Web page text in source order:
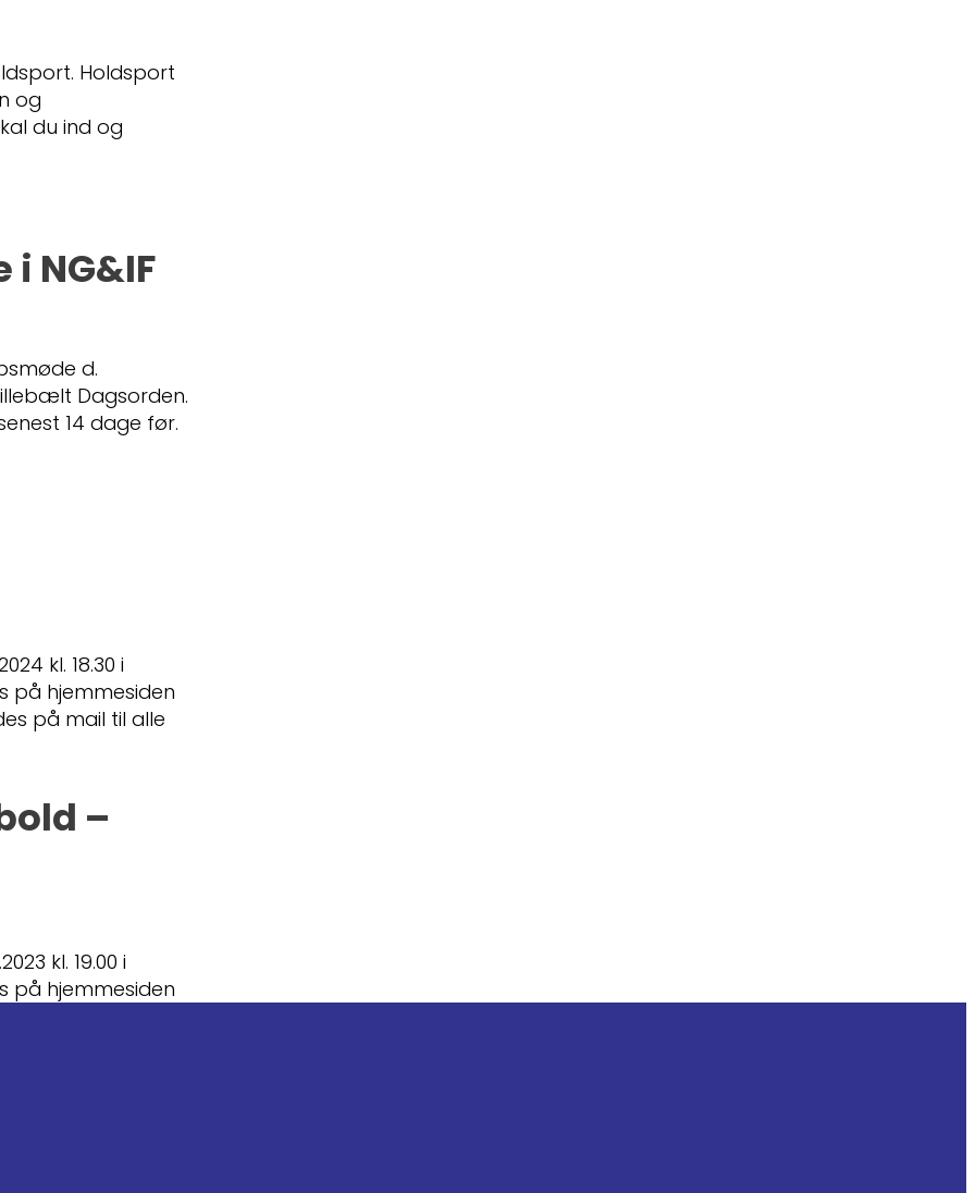
Holdsport
og
du ind og
NG&IF
d.
Dagsorden.
14 dage før.
kl. 18.30 i
på hjemmesiden
på mail til alle
–
kl. 19.00 i
på hjemmesiden